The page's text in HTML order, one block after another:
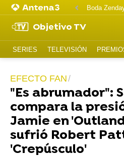
Boda
Objetivo TV
SERIES TELEVISIÓN
EFECTO FAN
"Es abrumador":
compara la
Jamie en
sufrió Robert
'Crepúsculo'